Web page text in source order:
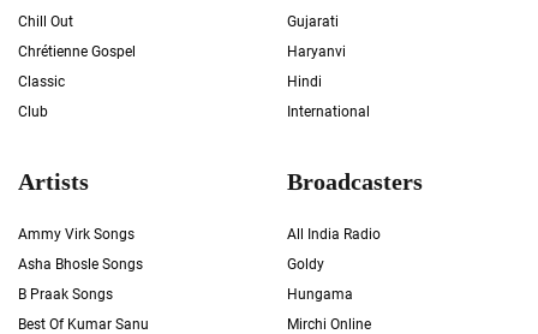
Chill Out
Chrétienne Gospel
Classic
Club
Gujarati
Haryanvi
Hindi
International
Artists
Ammy Virk Songs
Asha Bhosle Songs
B Praak Songs
Best Of Kumar Sanu
Broadcasters
All India Radio
Goldy
Hungama
Mirchi Online